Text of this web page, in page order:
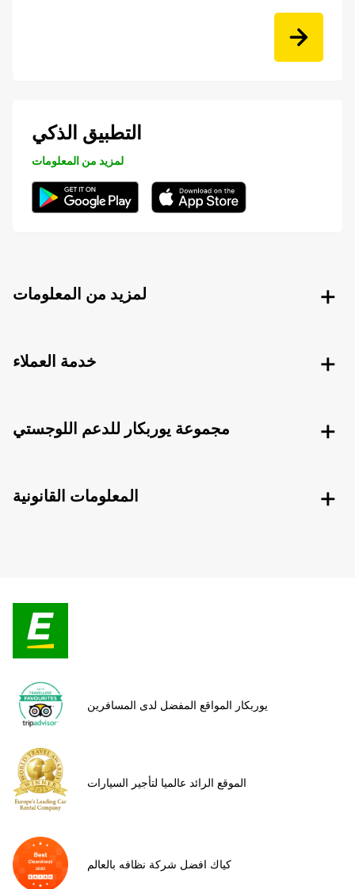
التطبيق الذكي
لمزيد من المعلومات
لمزيد من المعلومات
خدمة العملاء
مجموعة يوربكار للدعم اللوجستي
المعلومات القانونية
يوربكار المواقع المفضل لدى المسافرين
الموقع الرائد عالميا لتأجير السيارات
كياك افضل شركة نظافه بالعالم